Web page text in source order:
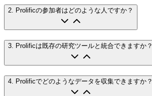
2. Prolificの参加者はどのような人ですか？
3 Prolificは既存の研究ツールと統合できますか？
4 Prolificでどのようなデータを収集できますか？